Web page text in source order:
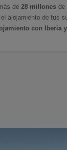
de 28 millones de
alojamiento de tus
con Iberia